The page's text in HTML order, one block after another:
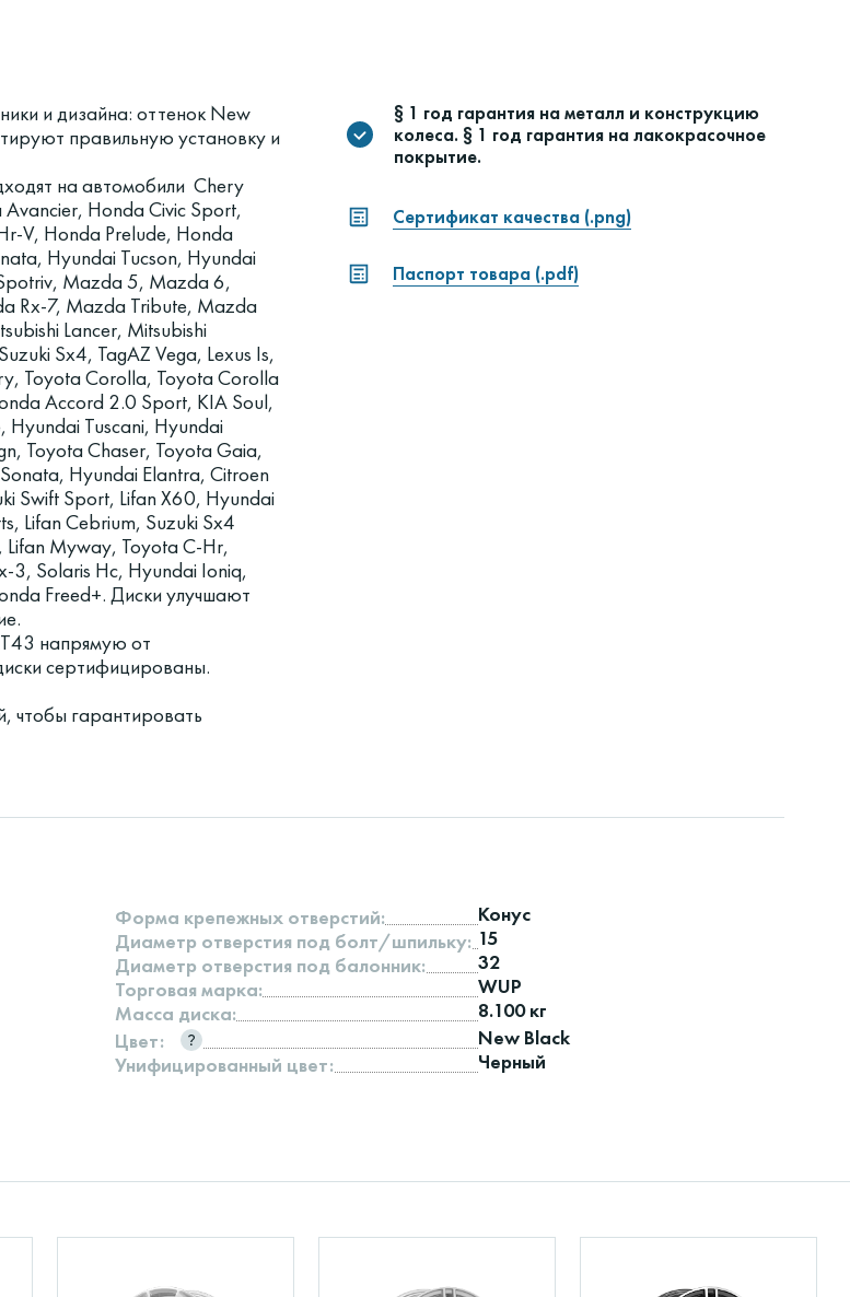
и дизайна: оттенок New
правильную установку и
на автомобили Chery
Honda Civic Sport,
V, Honda Prelude, Honda
Hyundai Tucson, Hyundai
Mazda 5, Mazda 6,
Rx-7, Mazda Tribute, Mazda
Lancer, Mitsubishi
Sx4, TagAZ Vega, Lexus Is,
Toyota Corolla, Toyota Corolla
Accord 2.0 Sport, KIA Soul,
Tuscani, Hyundai
Toyota Chaser, Toyota Gaia,
Hyundai Elantra, Citroen
Swift Sport, Lifan X60, Hyundai
Lifan Cebrium, Suzuki Sx4
Myway, Toyota C-Hr,
3, Solaris Hc, Hyundai Ioniq,
Freed+. Диски улучшают
напрямую от
сертифицированы.
чтобы гарантировать
§ 1 год гарантия на металл и конструкцию
колеса. § 1 год гарантия на лакокрасочное
покрытие.
Сертификат качества (.png)
Паспорт товара (.pdf)
Форма крепежных отверстий:
Конус
Диаметр отверстия под болт/шпильку: 15
Диаметр отверстия под балонник:
32
Торговая марка:
WUP
Масса диска:
8.100 кг
Цвет:
New Black
Унифицированный цвет:
Черный